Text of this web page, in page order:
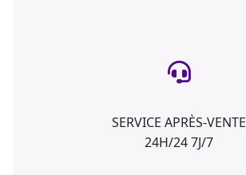
SERVICE APRÈS-VENTE
24H/24 7J/7